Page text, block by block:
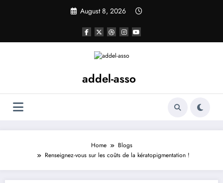
August 8, 2026
addel-asso
Home
Blogs
Renseignez-vous sur les coûts de la kératopigmentation !